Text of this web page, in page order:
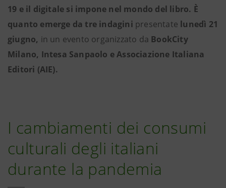
19 e il digitale si impone nel mondo del libro. È
quanto emerge da tre indagini presentate lunedì 21
giugno, in un evento organizzato da BookCity
Milano, Intesa Sanpaolo e Associazione Italiana
Editori (AIE).
I cambiamenti dei consumi
culturali degli italiani
durante la pandemia